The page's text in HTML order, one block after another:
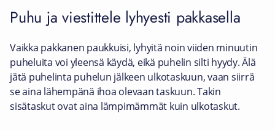
Puhu ja viestittele lyhyesti pakkasella
Vaikka pakkanen paukkuisi, lyhyitä noin viiden minuutin
puheluita voi yleensä käydä, eikä puhelin silti hyydy. Älä
jätä puhelinta puhelun jälkeen ulkotaskuun, vaan siirrä
se aina lähempänä ihoa olevaan taskuun. Takin
sisätaskut ovat aina lämpimämmät kuin ulkotaskut.